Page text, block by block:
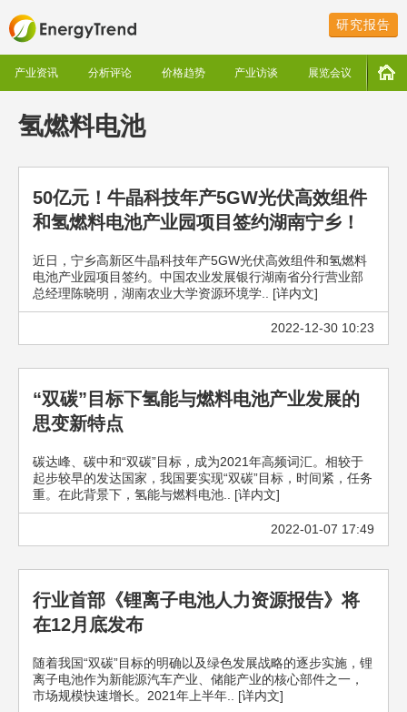
研究报告
产业资讯 分析评论 价格趋势 产业访谈 展览会议
氢燃料电池
50亿元！牛晶科技年产5GW光伏高效组件
和氢燃料电池产业园项目签约湖南宁乡！
近日，宁乡高新区牛晶科技年产5GW光伏高效组件和氢燃料
电池产业园项目签约。中国农业发展银行湖南省分行营业部
总经理陈晓明，湖南农业大学资源环境学.. [详内文]
2022-12-30 10:23
“双碳”目标下氢能与燃料电池产业发展的
思变新特点
碳达峰、碳中和“双碳”目标，成为2021年高频词汇。相较于
起步较早的发达国家，我国要实现“双碳”目标，时间紧，任务
重。在此背景下，氢能与燃料电池.. [详内文]
2022-01-07 17:49
行业首部《锂离子电池人力资源报告》将
在12月底发布
随着我国“双碳”目标的明确以及绿色发展战略的逐步实施，锂
离子电池作为新能源汽车产业、储能产业的核心部件之一，
市场规模快速增长。2021年上半年.. [详内文]